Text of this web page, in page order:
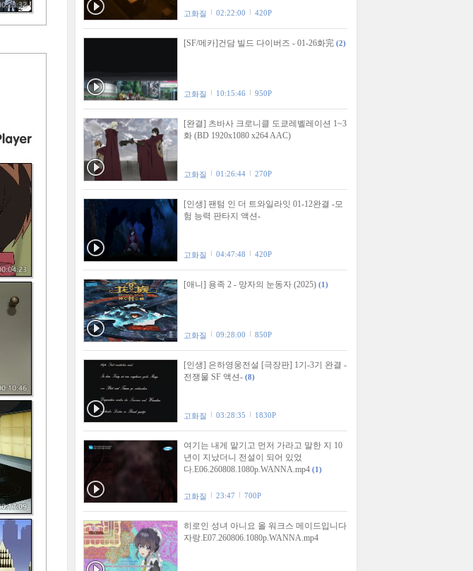
고화질 02:22:00 420P
[SF/메카]건담 빌드 다이버즈 - 01-26화完 (2)
고화질 10:15:46 950P
[완결] 츠바사 크로니클 도쿄레벨레이션 1~3
화 (BD 1920x1080 x264 AAC)
고화질 01:26:44 270P
[인생] 팬텀 인 더 트와일라잇 01-12완결 -모
험 능력 판타지 액션-
고화질 04:47:48 420P
[애니] 용족 2 - 망자의 눈동자 (2025) (1)
고화질 09:28:00 850P
[인생] 은하영웅전설 [극장판] 1기-3기 완결 -
전쟁물 SF 액션- (8)
고화질 03:28:35 1830P
여기는 내게 맡기고 먼저 가라고 말한 지 10
년이 지났더니 전설이 되어 있었
다.E06.260808.1080p.WANNA.mp4 (1)
고화질 23:47 700P
히로인 성녀 아니요 올 워크스 메이드입니다
자랑.E07.260806.1080p.WANNA.mp4